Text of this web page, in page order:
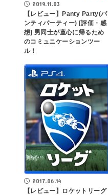
2019.11.03
【レビュー】Panty Party(パ
ンティパーティー) [評価・感
想] 男同士が童心に帰るため
のコミュニケーションツー
ル！
2017.06.14
【レビュー】ロケットリーグ